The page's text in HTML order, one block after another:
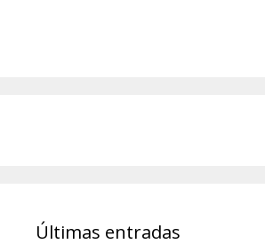
Últimas entradas